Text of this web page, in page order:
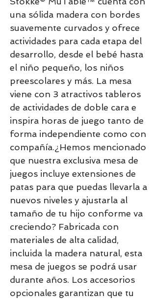
una sólida madera con bordes
suavemente curvados y ofrece
actividades para cada etapa del
desarrollo, desde el bebé hasta
el niño pequeño, los niños
preescolares y más. La mesa
viene con 3 atractivos tableros
de actividades de doble cara e
inspira horas de juego tanto de
forma independiente como con
compañía.​¿Hemos mencionado
que nuestra exclusiva mesa de
juegos incluye extensiones de
patas para que puedas llevarla a
nuevos niveles y ajustarla al
tamaño de tu hijo conforme va
creciendo? Fabricada con
materiales de alta calidad,
incluida la madera natural, esta
mesa de juegos se podrá usar
durante años. Los accesorios
opcionales garantizan que tu